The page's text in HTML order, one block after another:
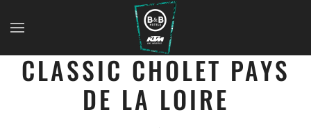
CLASSIC CHOLET PAYS
DE LA LOIRE